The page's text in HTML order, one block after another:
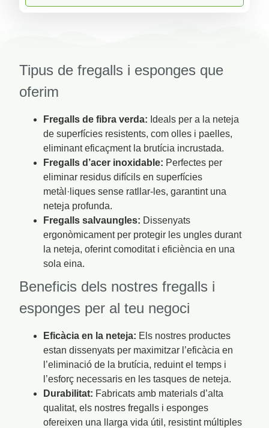
Tipus de fregalls i esponges que
oferim
Fregalls de fibra verda: Ideals per a la neteja
de superfícies resistents, com olles i paelles,
eliminant eficaçment la brutícia incrustada.
Fregalls d’acer inoxidable: Perfectes per
eliminar residus difícils en superfícies
metàl·liques sense ratllar-les, garantint una
neteja profunda.
Fregalls salvaungles: Dissenyats
ergonòmicament per protegir les ungles durant
la neteja, oferint comoditat i eficiència en una
sola eina.
Beneficis dels nostres fregalls i
esponges per al teu negoci
Eficàcia en la neteja: Els nostres productes
estan dissenyats per maximitzar l’eficàcia en
l’eliminació de la brutícia, reduint el temps i
l’esforç necessaris en les tasques de neteja.
Durabilitat: Fabricats amb materials d’alta
qualitat, els nostres fregalls i esponges
ofereixen una llarga vida útil, resistint múltiples